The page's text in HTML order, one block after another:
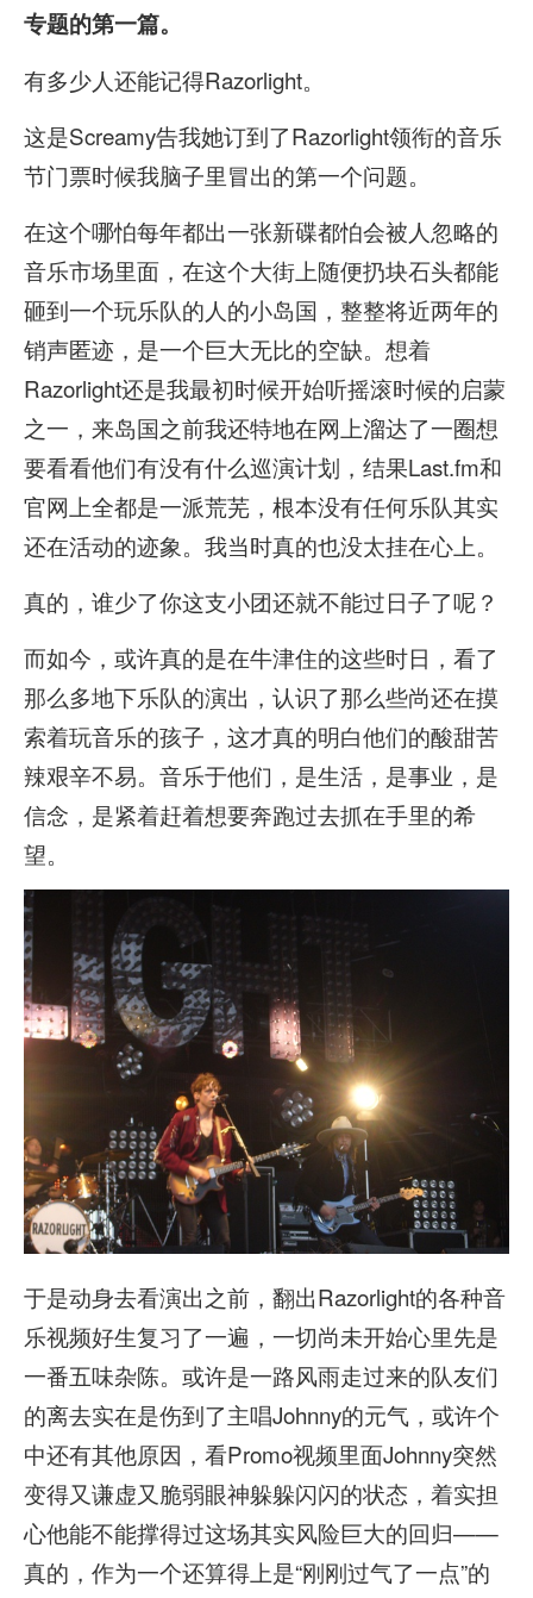
专题的第一篇。
有多少人还能记得Razorlight。
这是Screamy告我她订到了Razorlight领衔的音乐
节门票时候我脑子里冒出的第一个问题。
在这个哪怕每年都出一张新碟都怕会被人忽略的
音乐市场里面，在这个大街上随便扔块石头都能
砸到一个玩乐队的人的小岛国，整整将近两年的
销声匿迹，是一个巨大无比的空缺。想着
Razorlight还是我最初时候开始听摇滚时候的启蒙
之一，来岛国之前我还特地在网上溜达了一圈想
要看看他们有没有什么巡演计划，结果Last.fm和
官网上全都是一派荒芜，根本没有任何乐队其实
还在活动的迹象。我当时真的也没太挂在心上。
真的，谁少了你这支小团还就不能过日子了呢？
而如今，或许真的是在牛津住的这些时日，看了
那么多地下乐队的演出，认识了那么些尚还在摸
索着玩音乐的孩子，这才真的明白他们的酸甜苦
辣艰辛不易。音乐于他们，是生活，是事业，是
信念，是紧着赶着想要奔跑过去抓在手里的希
望。
于是动身去看演出之前，翻出Razorlight的各种音
乐视频好生复习了一遍，一切尚未开始心里先是
一番五味杂陈。或许是一路风雨走过来的队友们
的离去实在是伤到了主唱Johnny的元气，或许个
中还有其他原因，看Promo视频里面Johnny突然
变得又谦虚又脆弱眼神躲躲闪闪的状态，着实担
心他能不能撑得过这场其实风险巨大的回归——
真的，作为一个还算得上是“刚刚过气了一点”的